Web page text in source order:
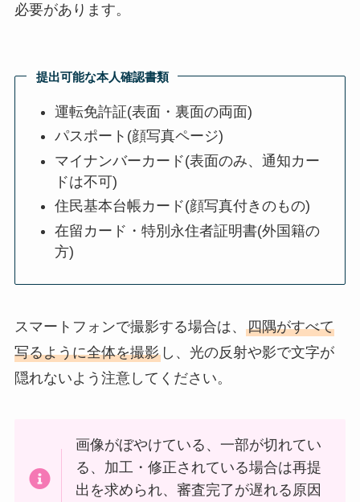
必要があります。
提出可能な本人確認書類
運転免許証(表面・裏面の両面)
パスポート(顔写真ページ)
マイナンバーカード(表面のみ、通知カー
ドは不可)
住民基本台帳カード(顔写真付きのもの)
在留カード・特別永住者証明書(外国籍の
方)
スマートフォンで撮影する場合は、 四隅がすべて
写るように全体を撮影し、光の反射や影で文字が
隠れないよう注意してください。
画像がぼやけている、一部が切れてい
る、加工・修正されている場合は再提
出を求められ、審査完了が遅れる原因